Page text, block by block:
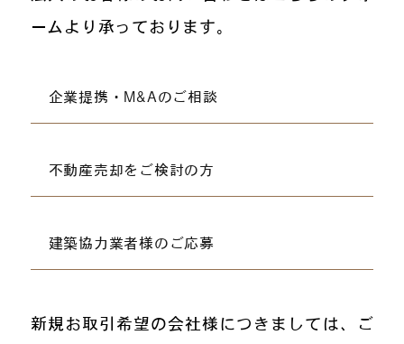
ームより承っております。
企業提携・M&Aのご相談
不動産売却を ご検討の方
建築協力業者様の ご応募
新規お取引希望の会社様につきましては、ご